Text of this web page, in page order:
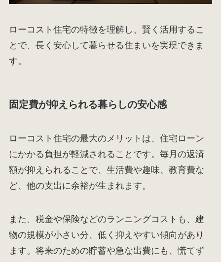
ローコスト住宅の特徴を理解し、賢く活用するこ
とで、長く安心して暮らせる住まいを実現できま
す。
固定費が抑えられる暮らしの安心感
ローコスト住宅の最大のメリットは、住宅ローン
にかかる負担が軽減されることです。毎月の返済
額が抑えられることで、生活費や趣味、教育費な
ど、他の支出に余裕が生まれます。
また、税金や保険などのランニングコストも、建
物の規模が小さい分、低く抑えやすい傾向があり
ます。将来のための貯蓄や急な出費にも、慌てず